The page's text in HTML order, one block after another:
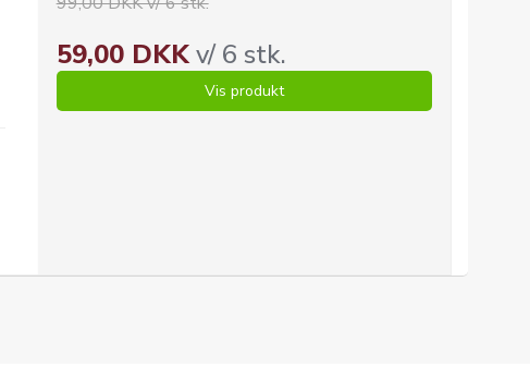
59,00 DKKv/ 6 stk.
Vis produkt